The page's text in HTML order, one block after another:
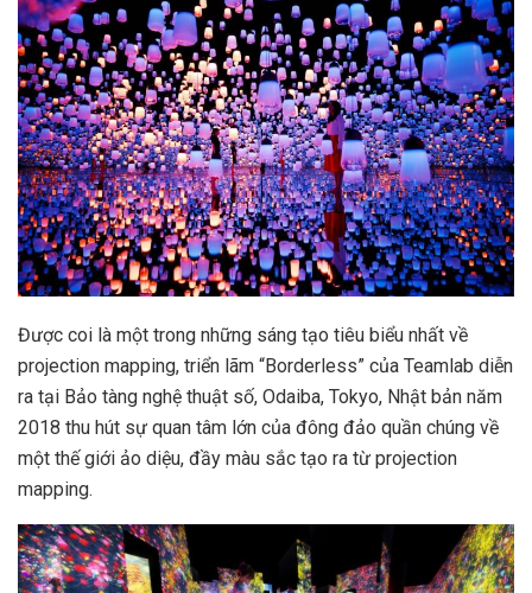
Được coi là một trong những sáng tạo tiêu biểu nhất về
projection mapping, triển lãm “Borderless” của Teamlab diễn
ra tại Bảo tàng nghệ thuật số, Odaiba, Tokyo, Nhật bản năm
2018 thu hút sự quan tâm lớn của đông đảo quần chúng về
một thế giới ảo diệu, đầy màu sắc tạo ra từ projection
mapping.